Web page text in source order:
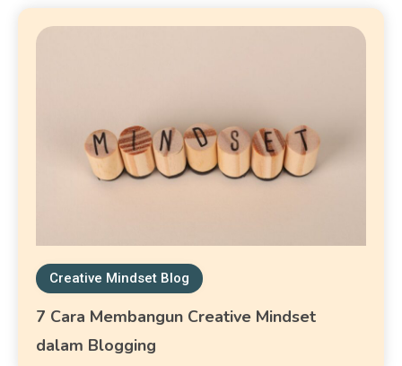
Creative Mindset Blog
7 Cara Membangun Creative Mindset
dalam Blogging